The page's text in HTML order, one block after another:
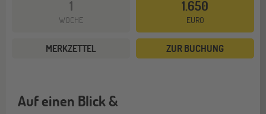
1
WOCHE
1.650
EURO
MERKZETTEL ZUR BUCHUNG
Auf einen Blick &